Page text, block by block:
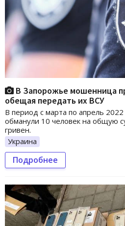
В Запорожье мошенница
обещая передать их ВСУ
В период с марта по апрель
обманули 10 человек на общую
гривен.
Украина
Подробнее